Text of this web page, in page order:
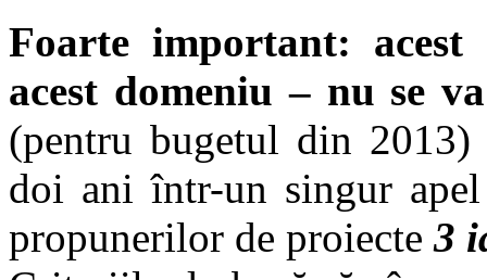
Foarte important:
acest domeniu – nu se
(pentru bugetul din
doi ani într-un singur
propunerilor de proiecte 3